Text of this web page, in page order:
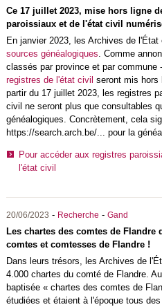
Ce 17 juillet 2023, mise hors ligne
paroissiaux et de l'état civil
En janvier 2023, les Archives de l'État
sources généalogiques. Comme
classés par province et par commune
registres de l'état civil seront mis hors
partir du 17 juillet 2023, les registres
civil ne seront plus que consultables
généalogiques. Concrètement, cela
https://search.arch.be/... pour la
Pour accéder aux registres
l'état civil
20/06/2023 - Recherche - Gand
Les chartes des comtes de Flandre
comtes et comtesses de Flandre !
Dans leurs trésors, les Archives de
4.000 chartes du comté de Flandre.
baptisée « chartes des comtes de
étudiées et étaient à l'époque tous